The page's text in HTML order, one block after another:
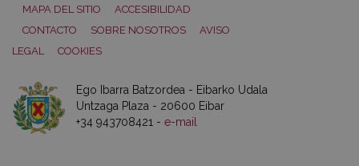
MAPA DEL SITIO
ACCESIBILIDAD
CONTACTO
SOBRE NOSOTROS
AVISO
LEGAL
COOKIES
Ego Ibarra Batzordea - Eibarko Udala
Untzaga Plaza - 20600 Eibar
+34 943708421 - e-mail